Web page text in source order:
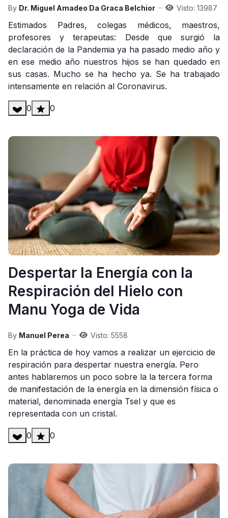
By Dr. Miguel Amadeo Da Graca Belchior Visto: 13987
Estimados Padres, colegas médicos, maestros,
profesores y terapeutas: Desde que surgió la
declaración de la Pandemia ya ha pasado medio año y
en ese medio año nuestros hijos se han quedado en
sus casas. Mucho se ha hecho ya. Se ha trabajado
intensamente en relación al Coronavirus.
0 0
Despertar la Energía con la
Respiración del Hielo con
Manu Yoga de Vida
By Manuel Perea Visto: 5558
En la práctica de hoy vamos a realizar un ejercicio de
respiración para despertar nuestra energía. Pero
antes hablaremos un poco sobre la la tercera forma
de manifestación de la energía en la dimensión física o
material, denominada energía Tsel y que es
representada con un cristal.
0 0